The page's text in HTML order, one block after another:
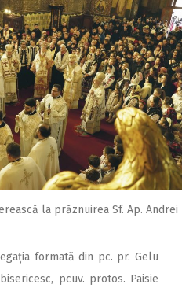
la prăznuirea Sf. Ap. Andrei
formată din pc. pr. Gelu
pcuv. protos. Paisie